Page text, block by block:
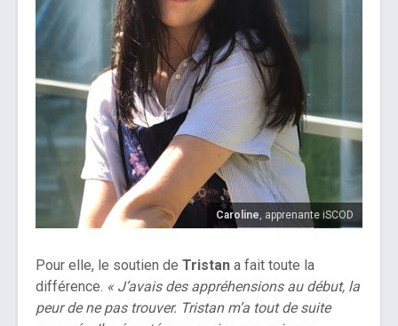
Caroline, apprenante iSCOD
Pour elle, le soutien de Tristan a fait toute la
différence. « J’avais des appréhensions au début, la
peur de ne pas trouver. Tristan m’a tout de suite